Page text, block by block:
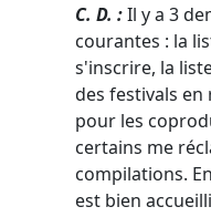
C. D. :Il y a 3
courantes : la
s'inscrire, la
des festivals
pour les
certains me
compilations.
est bien